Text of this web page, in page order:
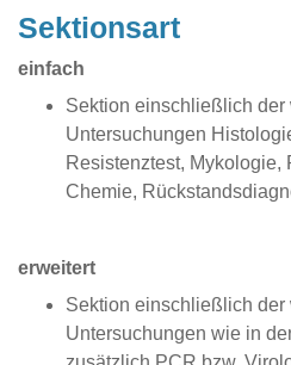
Sektionsart
einfach
Sektion einschließlich der
Untersuchungen
Resistenztest,
Chemie,
erweitert
Sektion einschließlich der
Untersuchungen wie in